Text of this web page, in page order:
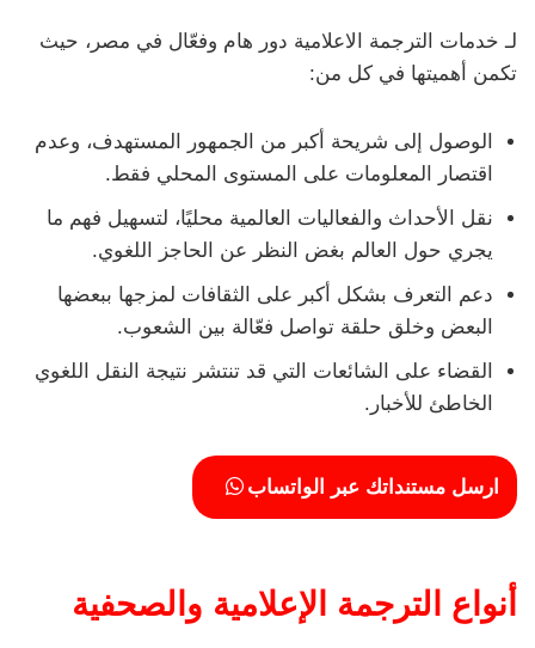
لـ خدمات الترجمة الاعلامية دور هام وفعّال في مصر، حيث
تكمن أهميتها في كل من:
الوصول إلى شريحة أكبر من الجمهور المستهدف، وعدم
اقتصار المعلومات على المستوى المحلي فقط.
نقل الأحداث والفعاليات العالمية محليًا، لتسهيل فهم ما
يجري حول العالم بغض النظر عن الحاجز اللغوي.
دعم التعرف بشكل أكبر على الثقافات لمزجها ببعضها
البعض وخلق حلقة تواصل فعّالة بين الشعوب.
القضاء على الشائعات التي قد تنتشر نتيجة النقل اللغوي
الخاطئ للأخبار.
ارسل مستنداتك عبر الواتساب
أنواع الترجمة الإعلامية والصحفية